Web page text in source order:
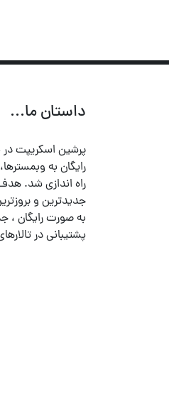
داستان ما...
رایگان به
راه اندازی شد.
جدیدترین و
به صورت رایگان ،
پشتیبانی در